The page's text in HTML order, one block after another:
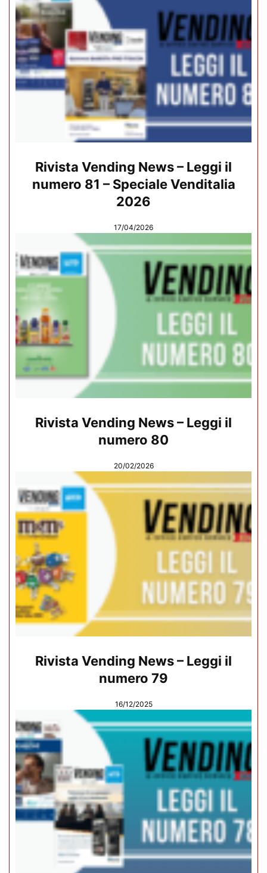
Rivista Vending News – Leggi il
numero 81 – Speciale Venditalia
2026
17/04/2026
Rivista Vending News – Leggi il
numero 80
20/02/2026
Rivista Vending News – Leggi il
numero 79
16/12/2025